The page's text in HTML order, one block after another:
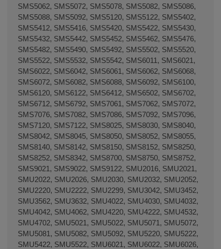
SMS5062, SMS5072, SMS5078, SMS5082, SMS5086,
SMS5088, SMS5092, SMS5120, SMS5122, SMS5402,
SMS5412, SMS5416, SMS5420, SMS5422, SMS5430,
SMS5432, SMS5442, SMS5452, SMS5462, SMS5476,
SMS5482, SMS5490, SMS5492, SMS5502, SMS5520,
SMS5522, SMS5532, SMS5542, SMS6011, SMS6021,
SMS6022, SMS6042, SMS6061, SMS6062, SMS6068,
SMS6072, SMS6082, SMS6088, SMS6092, SMS6100,
SMS6120, SMS6122, SMS6412, SMS6502, SMS6702,
SMS6712, SMS6792, SMS7061, SMS7062, SMS7072,
SMS7076, SMS7082, SMS7086, SMS7092, SMS7096,
SMS7120, SMS7122, SMS8025, SMS8030, SMS8040,
SMS8042, SMS8045, SMS8050, SMS8052, SMS8055,
SMS8140, SMS8142, SMS8150, SMS8152, SMS8250,
SMS8252, SMS8342, SMS8700, SMS8750, SMS8752,
SMS9021, SMS9022, SMS9122, SMU2016, SMU2021,
SMU2022, SMU2026, SMU2030, SMU2032, SMU2052,
SMU2220, SMU2222, SMU2299, SMU3042, SMU3452,
SMU3562, SMU3632, SMU4022, SMU4030, SMU4032,
SMU4042, SMU4062, SMU4220, SMU4222, SMU4532,
SMU4702, SMU5021, SMU5022, SMU5071, SMU5072,
SMU5081, SMU5082, SMU5092, SMU5220, SMU5222,
SMU5422, SMU5522, SMU6021, SMU6022, SMU6026,